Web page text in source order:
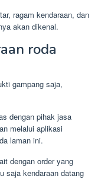
ragam kendaraan, dan
akan dikenal.
roda
gampang saja,
dengan pihak jasa
melalui aplikasi
laman ini.
dengan order yang
saja kendaraan datang